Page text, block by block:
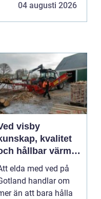
04 augusti 2026
visby
kvalitet
hållbar värme
på gotland
elda med ved på
handlar om
än att bara hålla